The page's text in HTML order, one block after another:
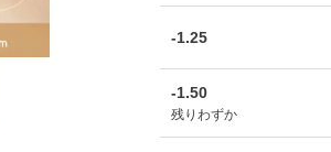
-1.25
-1.50
残りわずか